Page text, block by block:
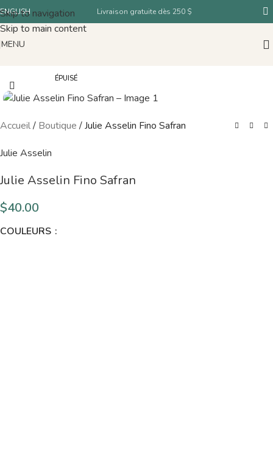
Skip to navigation
Skip to main content
ENGLISH Livraison gratuite dès 250 $
MENU
ÉPUISÉ
Accueil/ Boutique /Julie Asselin Fino Safran
Julie Asselin
Julie Asselin Fino Safran
$40.00
COULEURS